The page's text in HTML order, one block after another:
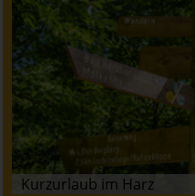
Kurzurlaub im Harz